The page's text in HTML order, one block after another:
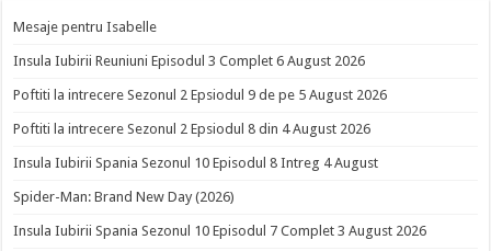
Mesaje pentru Isabelle
Insula Iubirii Reuniuni Episodul 3 Complet 6 August 2026
Poftiti la intrecere Sezonul 2 Epsiodul 9 de pe 5 August 2026
Poftiti la intrecere Sezonul 2 Epsiodul 8 din 4 August 2026
Insula Iubirii Spania Sezonul 10 Episodul 8 Intreg 4 August
Spider-Man: Brand New Day (2026)
Insula Iubirii Spania Sezonul 10 Episodul 7 Complet 3 August 2026